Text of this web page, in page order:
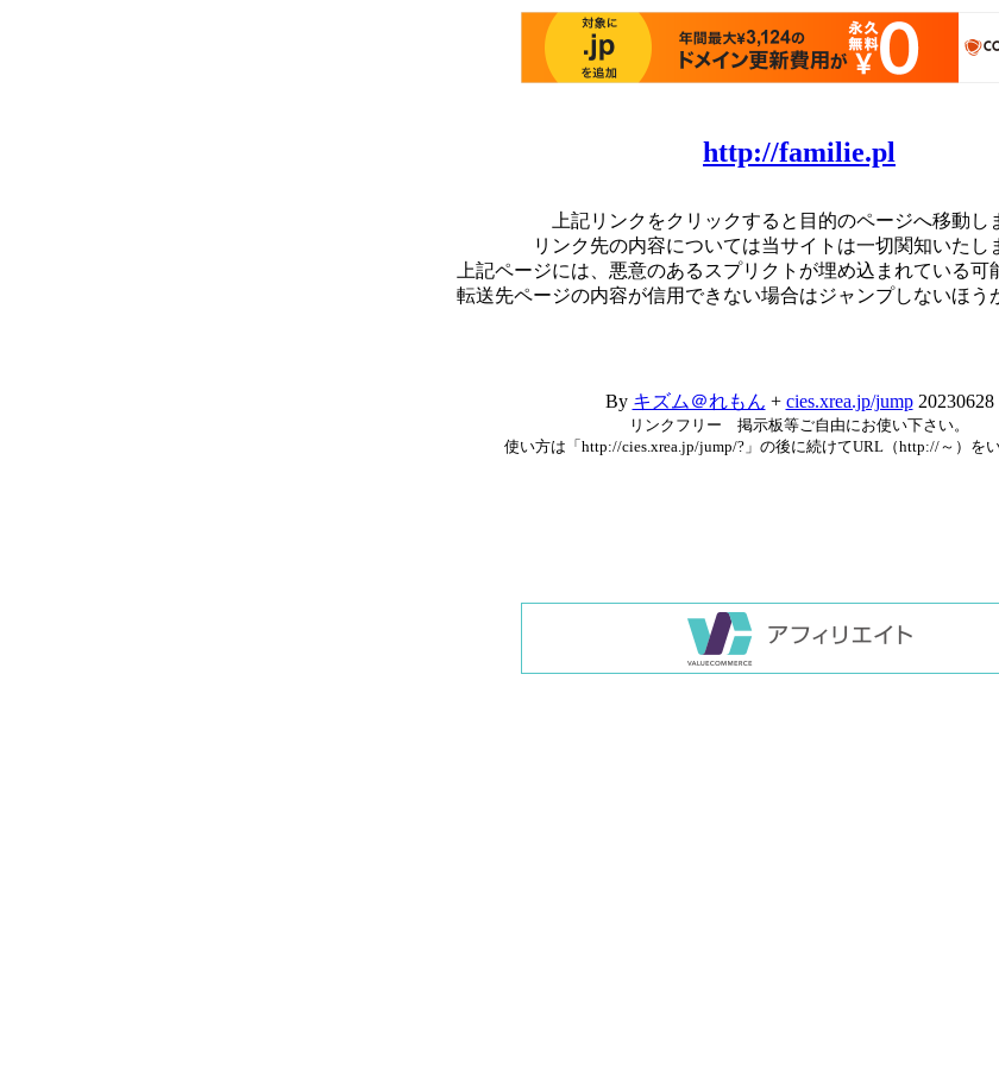
http://familie.pl
上記リンクをクリックすると目的のページへ移動し
リンク先の内容については当サイトは一切関知いたし
上記ページには、悪意のあるスプリクトが埋め込まれている可
転送先ページの内容が信用できない場合はジャンプしないほう
By キズム＠れもん + cies.xrea.jp/jump20230628
リンクフリー 掲示板等ご自由にお使い下さい。
使い方は「http://cies.xrea.jp/jump/?」の後に続けてURL（http://～）をい